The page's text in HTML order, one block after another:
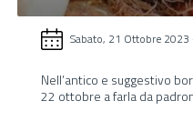
Sabato, 21 Ottobre 2023
Nell’antico e suggestivo
22 ottobre a farla da